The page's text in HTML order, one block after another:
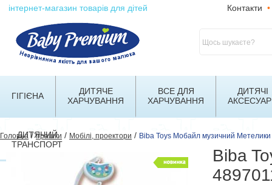
інтернет-магазин товарів для дітей Контакти •
ГІГІЄНА
ДИТЯЧЕ
ХАРЧУВАННЯ
ВСЕ ДЛЯ
ХАРЧУВАННЯ
ДИТЯЧІ
ДИТЯЧИЙ
ТРАНСПОРТ
Головна/Іграшки / Мобілі, проектори / Biba Toys Мобайл музичний
Biba